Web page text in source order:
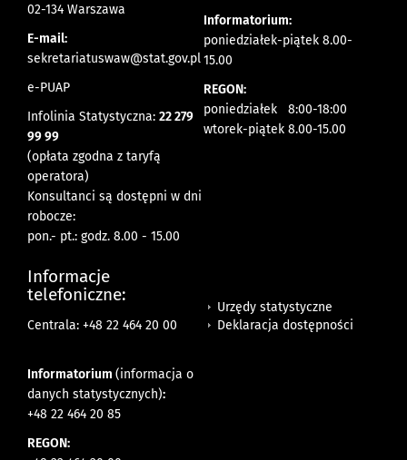
02-134 Warszawa
E-mail:
sekretariatuswaw@stat.gov.pl
e-PUAP
Infolinia Statystyczna: 22 279
99 99
(opłata zgodna z taryfą
operatora)
Konsultanci są dostępni w dni
robocze:
pon.- pt.: godz. 8.00 - 15.00
Informatorium:
poniedziałek-piątek 8.00-
15.00
REGON:
poniedziałek 8:00-18:00
wtorek-piątek 8.00-15.00
Informacje
telefoniczne:
Centrala: +48 22 464 20 00
Informatorium (informacja o
danych statystycznych):
+48 22 464 20 85
REGON:
Urzędy statystyczne
Deklaracja dostępności